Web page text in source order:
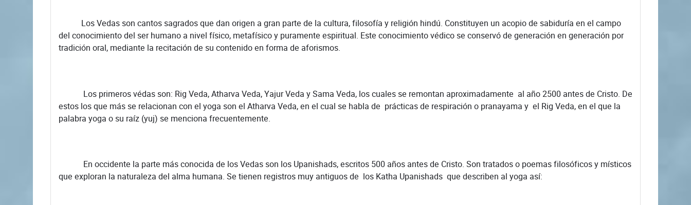
Los Vedas son cantos sagrados que dan origen a gran parte de la cultura, filosofía y religión hindú. Constituyen un acopio de sabiduría en el campo
del conocimiento del ser humano a nivel físico, metafísico y puramente espiritual. Este conocimiento védico se conservó de generación en generación por
tradición oral, mediante la recitación de su contenido en forma de aforismos.
Los primeros védas son: Rig Veda, Atharva Veda, Yajur Veda y Sama Veda, los cuales se remontan aproximadamente al año 2500 antes de Cristo. De
estos los que más se relacionan con el yoga son el Atharva Veda, en el cual se habla de prácticas de respiración o pranayama y el Rig Veda, en el que la
palabra yoga o su raíz (yuj) se menciona frecuentemente.
En occidente la parte más conocida de los Vedas son los Upanishads, escritos 500 años antes de Cristo. Son tratados o poemas filosóficos y místicos
que exploran la naturaleza del alma humana. Se tienen registros muy antiguos de los Katha Upanishads que describen al yoga así: